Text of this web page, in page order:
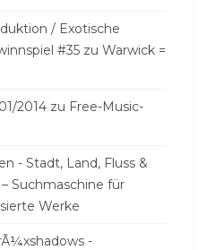
/ Exotische
#35 zu Warwick =
2014 zu Free-Music-
- Stadt, Land, Fluss &
– Suchmaschine für
Werke
-